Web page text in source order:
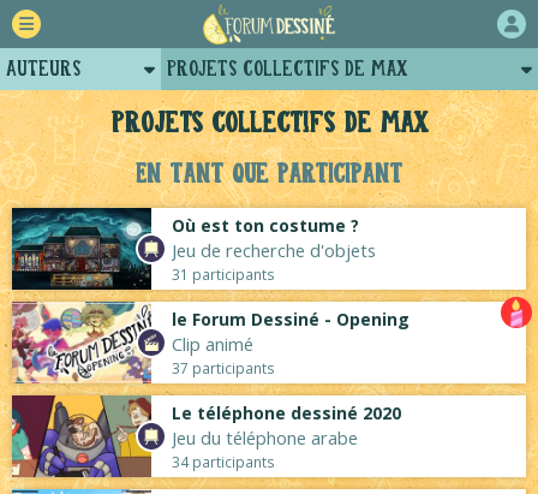
Projets collectifs de Max
En tant que participant
Où est ton costume ?
Jeu de recherche d'objets
31 participants
le Forum Dessiné - Opening
Clip animé
37 participants
Le téléphone dessiné 2020
Jeu du téléphone arabe
34 participants
Auteurs
Retour
Forum
Projets
Tutoriels
Projets collectifs de Max
Profil de max
Posts de max
Arènes de max